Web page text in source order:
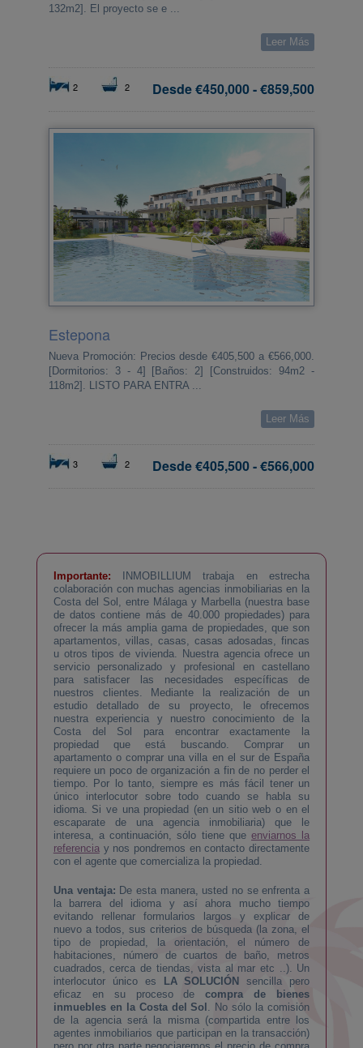
132m2]. El proyecto se e ...
Leer Más
2 2 Desde€450,000-€859,500
Estepona
Nueva Promoción: Precios desde €405,500 a €566,000.
[Dormitorios: 3 - 4] [Baños: 2] [Construidos: 94m2 -
118m2]. LISTO PARA ENTRA ...
Leer Más
3 2 Desde€405,500-€566,000
Importante: INMOBILLIUM trabaja en estrecha
colaboración con muchas agencias inmobiliarias en la
Costa del Sol, entre Málaga y Marbella (nuestra base
de datos contiene más de 40.000 propiedades) para
ofrecer la más amplia gama de propiedades, que son
apartamentos, villas, casas, casas adosadas, fincas
u otros tipos de vivienda. Nuestra agencia ofrece un
servicio personalizado y profesional en castellano
para satisfacer las necesidades específicas de
nuestros clientes. Mediante la realización de un
estudio detallado de su proyecto, le ofrecemos
nuestra experiencia y nuestro conocimiento de la
Costa del Sol para encontrar exactamente la
propiedad que está buscando. Comprar un
apartamento o comprar una villa en el sur de España
requiere un poco de organización a fin de no perder el
tiempo. Por lo tanto, siempre es más fácil tener un
único interlocutor sobre todo cuando se habla su
idioma. Si ve una propiedad (en un sitio web o en el
escaparate de una agencia inmobiliaria) que le
interesa, a continuación, sólo tiene que enviarnos la
referenciay nos pondremos en contacto directamente
con el agente que comercializa la propiedad.
Una ventaja: De esta manera, usted no se enfrenta a
la barrera del idioma y así ahora mucho tiempo
evitando rellenar formularios largos y explicar de
nuevo a todos, sus criterios de búsqueda (la zona, el
tipo de propiedad, la orientación, el número de
habitaciones, número de cuartos de baño, metros
cuadrados, cerca de tiendas, vista al mar etc ..). Un
interlocutor único es
LA SOLUCIÓN
sencilla pero
eficaz en su proceso decompra de bienes
inmuebles en la Costa del Sol . No sólo la comisión
de la agencia será la misma (compartida entre los
agentes inmobiliarios que participan en la transacción)